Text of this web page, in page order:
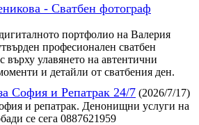
- Сватбен фотограф
портфолио на Валерия
професионален сватбен
върху улавянето на автентични
и детайли от сватбения ден.
София и Репатрак 24/7 (2026/7/17)
и репатрак. Денонищни услуги на
се сега 0887621959